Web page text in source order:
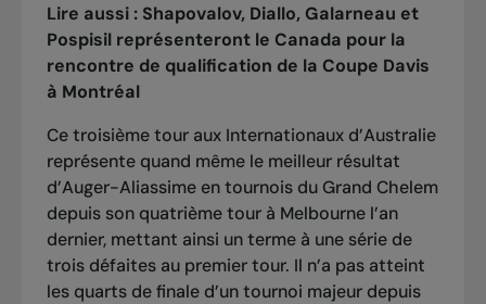
Lire aussi : Shapovalov, Diallo, Galarneau et
Pospisil représenteront le Canada pour la
rencontre de qualification de la Coupe Davis
à Montréal
Ce troisième tour aux Internationaux d’Australie
représente quand même le meilleur résultat
d’Auger-Aliassime en tournois du Grand Chelem
depuis son quatrième tour à Melbourne l’an
dernier, mettant ainsi un terme à une série de
trois défaites au premier tour. Il n’a pas atteint
les quarts de finale d’un tournoi majeur depuis